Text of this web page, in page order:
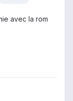
avec la rom